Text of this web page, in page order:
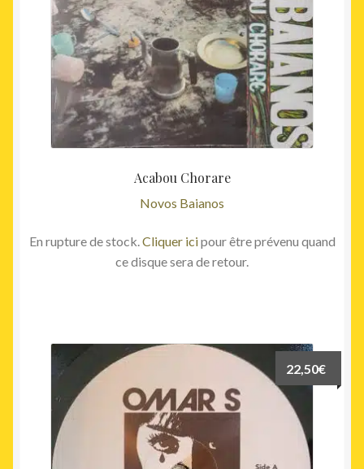
Acabou Chorare
Novos Baianos
En rupture de stock.Cliquer icipour être prévenu quand
ce disque sera de retour.
22,50€